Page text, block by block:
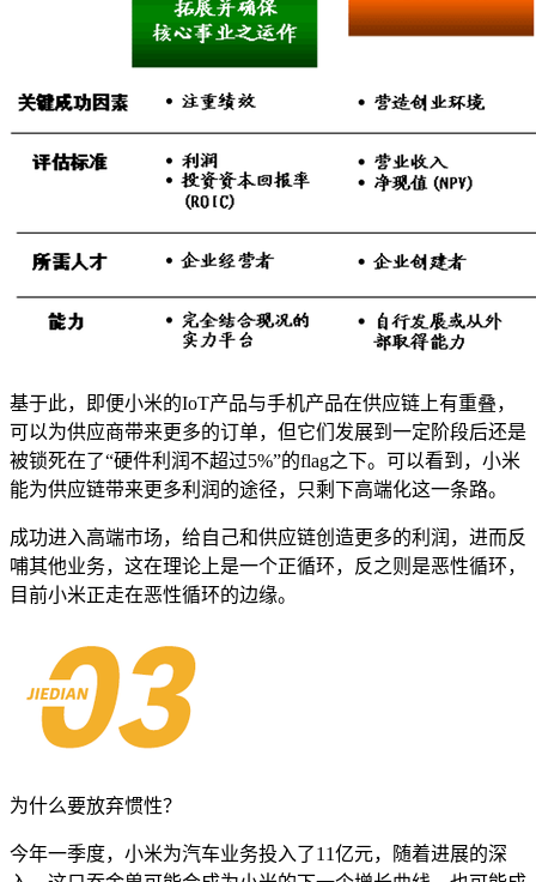
基于此，即便小米的IoT产品与手机产品在供应链上有重叠，
可以为供应商带来更多的订单，但它们发展到一定阶段后还是
被锁死在了“硬件利润不超过5%”的flag之下。可以看到，小米
能为供应链带来更多利润的途径，只剩下高端化这一条路。
成功进入高端市场，给自己和供应链创造更多的利润，进而反
哺其他业务，这在理论上是一个正循环，反之则是恶性循环，
目前小米正走在恶性循环的边缘。
为什么要放弃惯性？
今年一季度，小米为汽车业务投入了11亿元，随着进展的深